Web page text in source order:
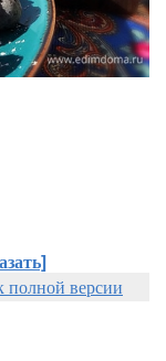
полной версии